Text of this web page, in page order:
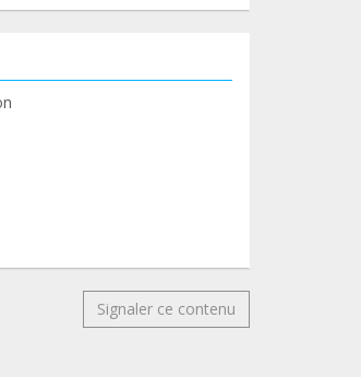
Signaler ce contenu